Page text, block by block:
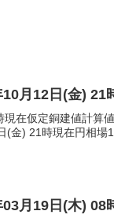
月12日(金) 21
在仮定銅建値計算
(金) 21時現在円相
月19日(木) 08